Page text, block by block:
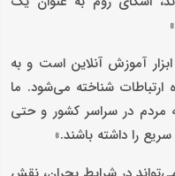
آموزش آنلاین است و به
ارتباطات شناخته می‌شود. ما
مردم در سراسر کشور و حتی
را داشته باشند.»